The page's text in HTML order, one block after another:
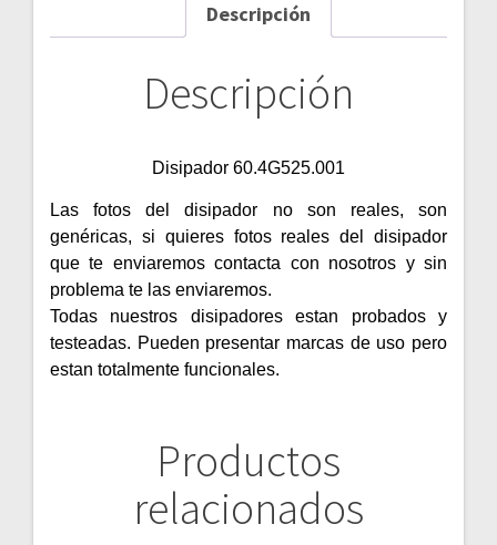
Descripción
Descripción
Disipador 60.4G525.001
Las fotos del disipador no son reales, son
genéricas, si quieres fotos reales del disipador
que te enviaremos contacta con nosotros y sin
problema te las enviaremos.
Todas nuestros disipadores estan probados y
testeadas. Pueden presentar marcas de uso pero
estan totalmente funcionales.
Productos
relacionados